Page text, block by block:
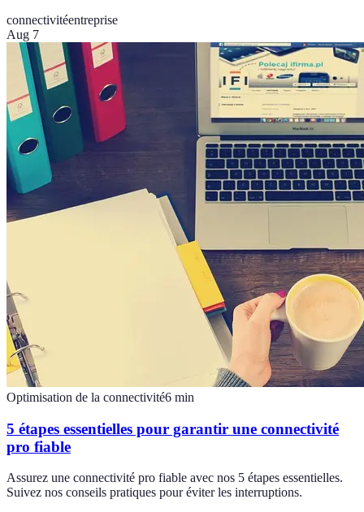
connectivitéentreprise
Aug 7
Optimisation de la connectivité6 min
5 étapes essentielles pour garantir une connectivité
pro fiable
Assurez une connectivité pro fiable avec nos 5 étapes essentielles.
Suivez nos conseils pratiques pour éviter les interruptions.